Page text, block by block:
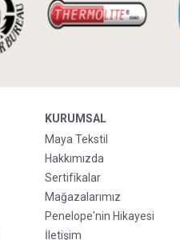
KURUMSAL
Maya Tekstil
Hakkımızda
Sertifikalar
Mağazalarımız
Penelope'nin Hikayesi
İletişim